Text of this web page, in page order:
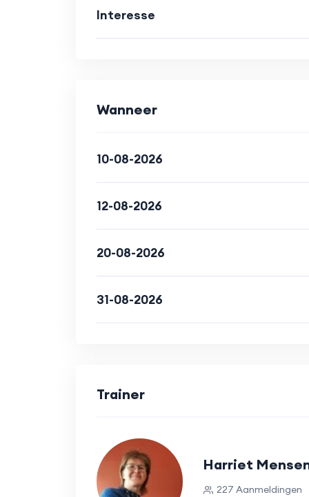
• Bewust wording van je lichaam
1 of meerder plekken op je lichaam
te worden van je lichaam.
Interesse
Wanneer
10-08-2026
12-08-2026
20-08-2026
31-08-2026
Trainer
Harriet
227 Aanmeldingen